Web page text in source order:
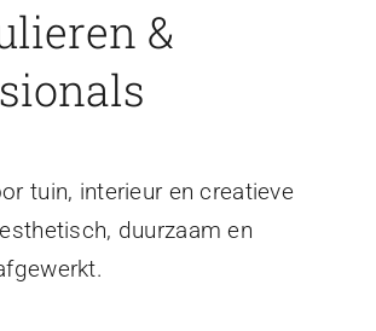
&
tuin, interieur en creatieve
duurzaam en